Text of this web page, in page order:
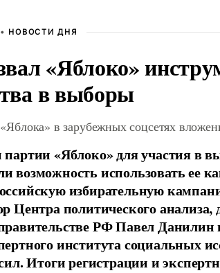
НОВОСТИ ДНЯ
«Яблоко»
в выборы
в зарубежных соцсетях
партии «Яблоко» для участия в
возможность использовать ее
избирательную
Центра политического
РФ Павел
института социальных
Итоги регистрации и